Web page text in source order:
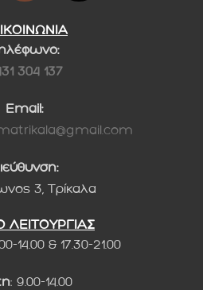
304 137
Email:
3, Τρίκαλα
ΛΕΙΤΟΥΡΓΙΑΣ
14.00 & 17.30-21.00
: 9.00-14.00